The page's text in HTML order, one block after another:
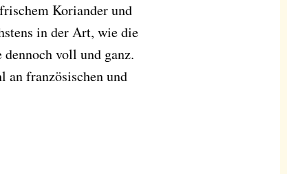
Koriander und
in der Art, wie die
voll und ganz.
französischen und